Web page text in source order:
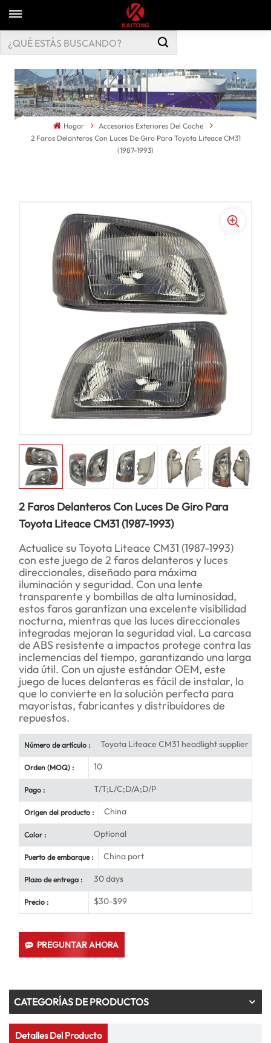
Hogar
Accesorios Exteriores Del Coche
2 Faros Delanteros Con Luces De Giro Para Toyota Liteace CM31
(1987-1993)
2 Faros Delanteros Con Luces De Giro Para
Toyota Liteace CM31 (1987-1993)
Actualice su Toyota Liteace CM31 (1987-1993)
con este juego de 2 faros delanteros y luces
direccionales, diseñado para máxima
iluminación y seguridad. Con una lente
transparente y bombillas de alta luminosidad,
estos faros garantizan una excelente visibilidad
nocturna, mientras que las luces direccionales
integradas mejoran la seguridad vial. La carcasa
de ABS resistente a impactos protege contra las
inclemencias del tiempo, garantizando una larga
vida útil. Con un ajuste estándar OEM, este
juego de luces delanteras es fácil de instalar, lo
que lo convierte en la solución perfecta para
mayoristas, fabricantes y distribuidores de
repuestos.
Número de artículo : Toyota Liteace CM31 headlight supplier
Orden (MOQ) : 10
Pago : T/T;L/C;D/A;D/P
Origen del producto : China
Color : Optional
Puerto de embarque : China port
Plazo de entrega : 30 days
Precio : $30-$99
PREGUNTAR AHORA
CATEGORÍAS DE PRODUCTOS
Detalles Del Producto